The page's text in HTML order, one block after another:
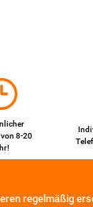
8-20
regelmäßig